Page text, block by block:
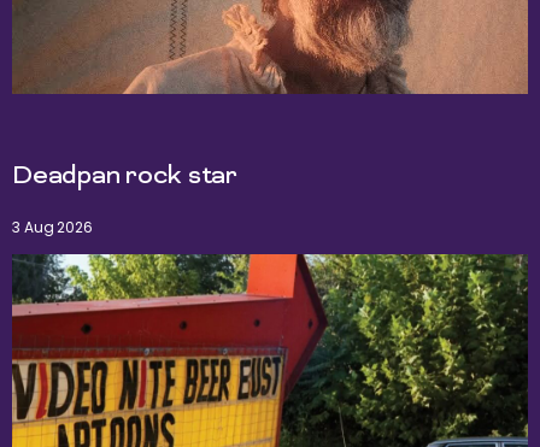
Deadpan rock star
3 Aug 2026